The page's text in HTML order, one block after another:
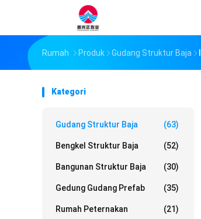
Rumah Produk Gudang Struktur Baja
Kategori
Gudang Struktur Baja (63)
Bengkel Struktur Baja (52)
Bangunan Struktur Baja (30)
Gedung Gudang Prefab (35)
Rumah Peternakan (21)